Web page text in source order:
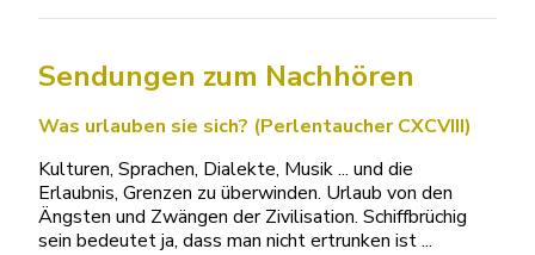
Sendungen zum Nachhören
Was urlauben sie sich? (Perlentaucher CXCVIII)
Kulturen, Sprachen, Dialekte, Musik ... und die
Erlaubnis, Grenzen zu überwinden. Urlaub von den
Ängsten und Zwängen der Zivilisation. Schiffbrüchig
sein bedeutet ja, dass man nicht ertrunken ist ...